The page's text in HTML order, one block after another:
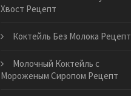
Хвост Рецепт
Коктейль Без Молока Рецепт
Молочный Коктейль с
Мороженым Сиропом Рецепт